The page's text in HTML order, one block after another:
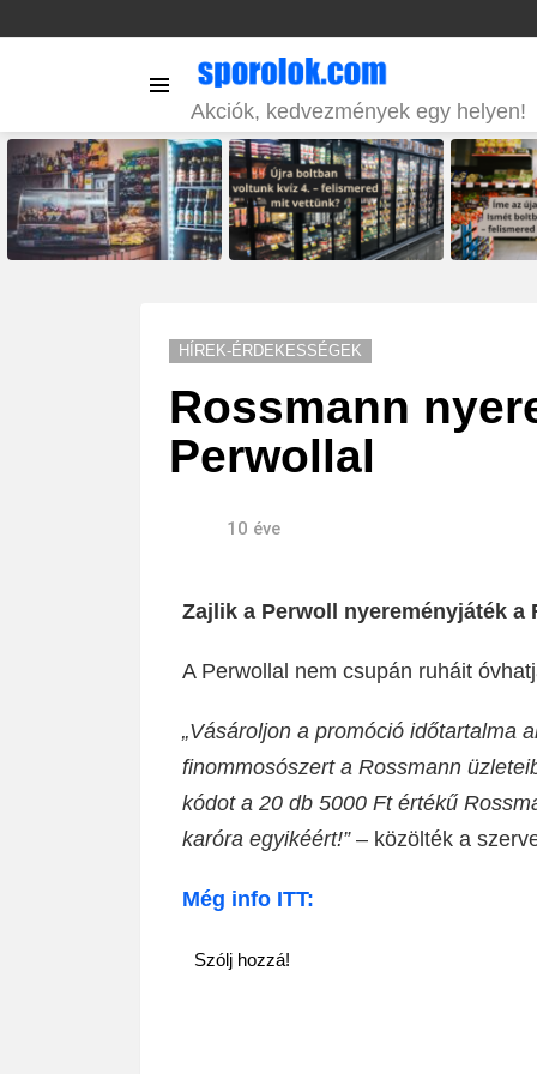
Akciók, kedvezmények egy helyen!
STORIES
HÍREK-ÉRDEKESSÉGEK
Rossmann
Perwollal
10 éve
Zajlik a Perwoll nyereményjáték a
A Perwollal nem csupán ruháit
„Vásároljon a promóció időtartalma
finommosószert a Rossmann
kódot a 20 db 5000 Ft értékű
karóra egyikéért!”– közölték a
Még info ITT:
Szólj hozzá!